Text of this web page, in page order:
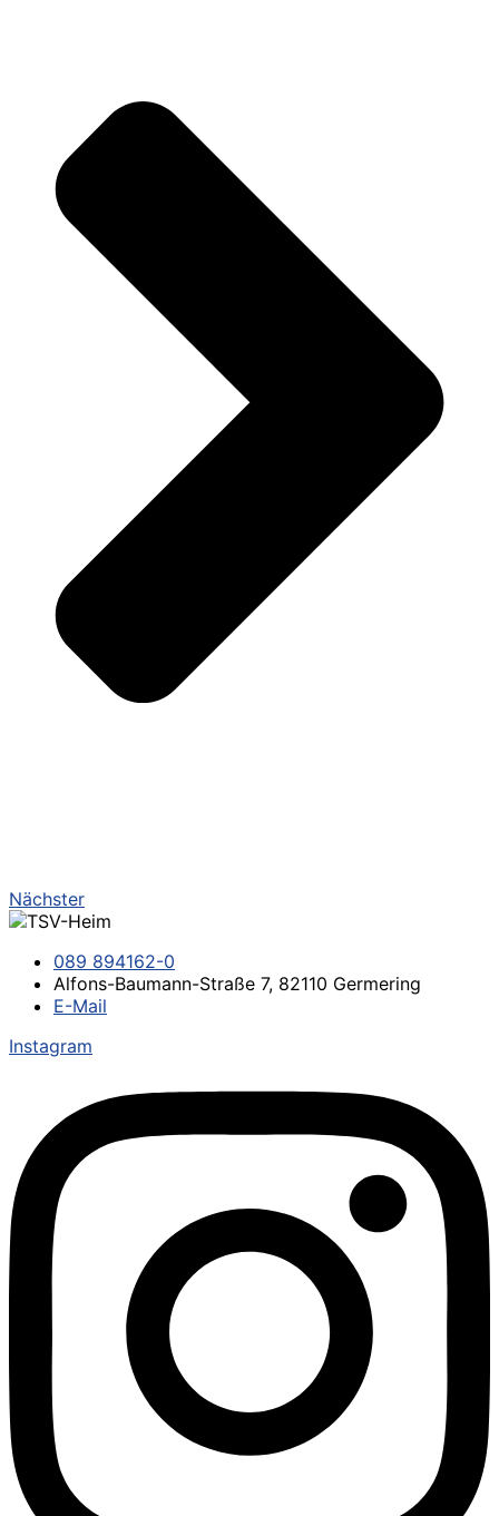
Nächster
089 894162-0
Alfons-Baumann-Straße 7, 82110 Germering
E-Mail
Instagram